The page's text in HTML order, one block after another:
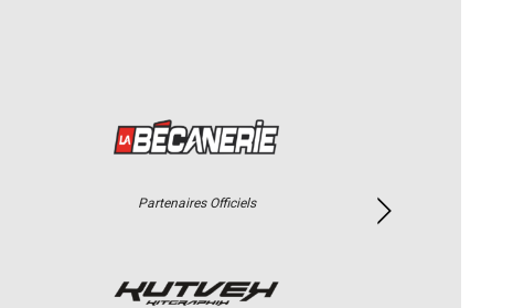
Partenaires Officiels